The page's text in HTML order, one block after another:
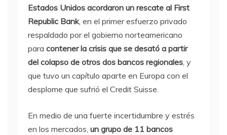
Estados Unidos acordaron un rescate al First
Republic Bank, en el primer esfuerzo privado
respaldado por el gobierno norteamericano
para contener la crisis que se desató a partir
del colapso de otros dos bancos regionales, y
que tuvo un capítulo aparte en Europa con el
desplome que sufrió el Credit Suisse.
En medio de una fuerte incertidumbre y estrés
en los mercados, un grupo de 11 bancos